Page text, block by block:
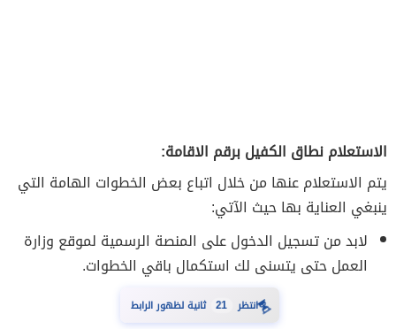
الاستعلام نطاق الكفيل برقم الاقامة:
يتم الاستعلام عنها من خلال اتباع بعض الخطوات الهامة التي
ينبغي العناية بها حيث الآتي:
لابد من تسجيل الدخول على المنصة الرسمية لموقع وزارة
العمل حتى يتسنى لك استكمال باقي الخطوات.
⏳انتظر 21 ثانية لظهور الرابط